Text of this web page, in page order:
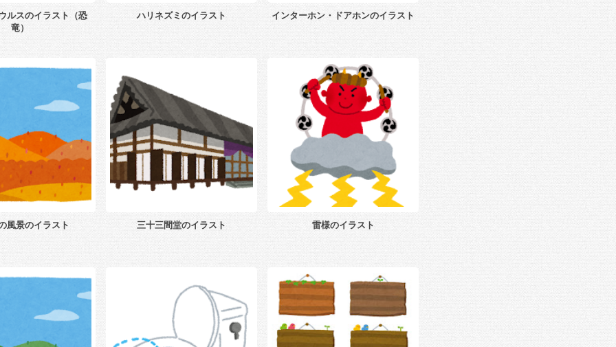
ルスのイラスト（恐
竜）
ハリネズミのイラスト インターホン・ドアホンのイラスト
風景のイラスト 三十三間堂のイラスト 雷様のイラスト